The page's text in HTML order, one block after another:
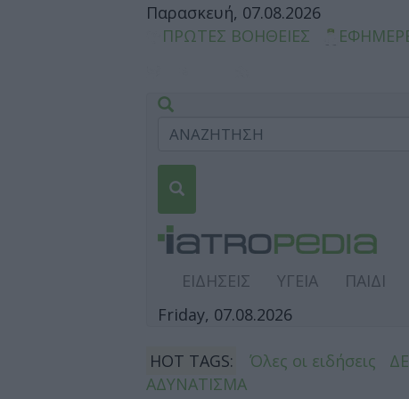
Παρασκευή, 07.08.2026
ΠΡΩΤΕΣ ΒΟΗΘΕΙΕΣ
ΕΙΔΗΣΕΙΣ ΥΓΕΙΑ ΠΑΙΔΙ
Friday, 07.08.2026
HOT TAGS: Όλες οι ειδήσεις
ΑΔΥΝΑΤΙΣΜΑ